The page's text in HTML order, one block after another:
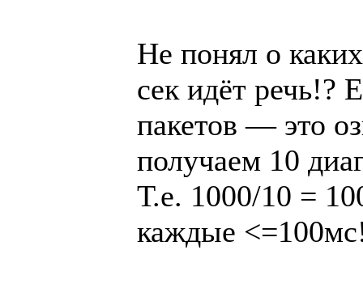
Не понял о
сек идёт речь!?
пакетов — это
получаем 10
Т.е. 1000/10 =
каждые